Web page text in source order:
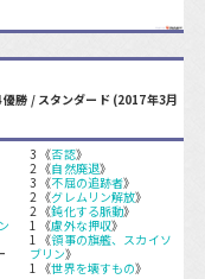
勝 / スタンダード (2017年3月
3 《否認》
2 《自然廃退》
3 《不屈の追跡者》
2 《グレムリン解放》
2 《鈍化する脈動》
1 《慮外な押収》
1 《領事の旗艦、スカイソ
ブリン》
1 《世界を壊すもの》